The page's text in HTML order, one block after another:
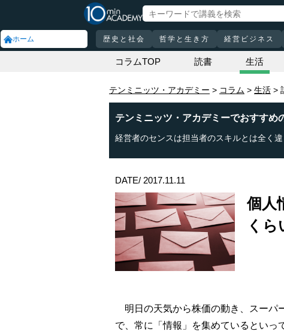
ホーム 歴史と社会 哲学と生き方 経営ビジネス
コラムTOP 読書 生活
テンミニッツ・アカデミー コラム 生活
テンミニッツ・アカデミーでおすすめ
経営者のセンスは担当者のスキルとは全く違
DATE/ 2017.11.11
個人
くら
明日の天気から株価の動き、スーパ
で、常に「情報」を集めているといっ